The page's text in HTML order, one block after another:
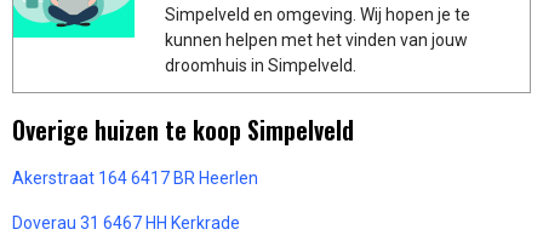
Simpelveld en omgeving. Wij hopen je te
kunnen helpen met het vinden van jouw
droomhuis in Simpelveld.
Overige huizen te koop Simpelveld
Akerstraat 164 6417 BR Heerlen
Doverau 31 6467 HH Kerkrade